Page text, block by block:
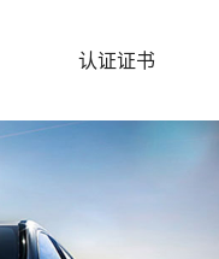
认证证书